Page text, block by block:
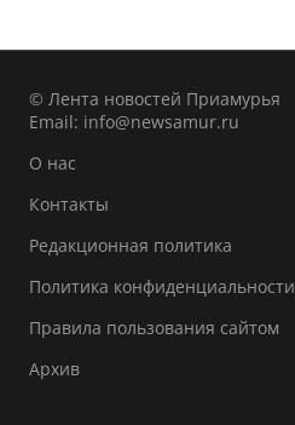
© Лента новостей Приамурья
Email: info@newsamur.ru
О нас
Контакты
Редакционная политика
Политика конфиденциальности
Правила пользования сайтом
Архив